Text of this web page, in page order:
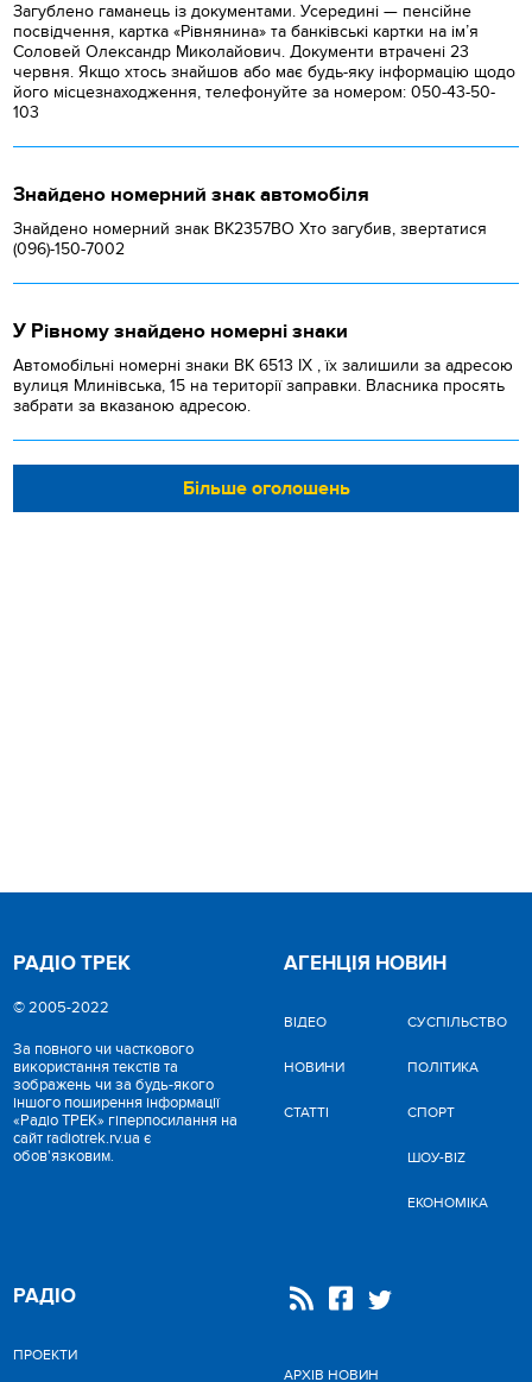
Загублено гаманець із документами. Усередині — пенсійне
посвідчення, картка «Рівнянина» та банківські картки на ім’я
Соловей Олександр Миколайович. Документи втрачені 23
червня. Якщо хтось знайшов або має будь-яку інформацію щодо
його місцезнаходження, телефонуйте за номером: 050-43-50-
103
Знайдено номерний знак автомобіля
Знайдено номерний знак ВК2357ВО Хто загубив, звертатися
(096)-150-7002
У Рівному знайдено номерні знаки
Автомобільні номерні знаки BK 6513 IX , їх залишили за адресою
вулиця Млинівська, 15 на території заправки. Власника просять
забрати за вказаною адресою.
Більше оголошень
РАДІО ТРЕК
© 2005-2022
За повного чи часткового
використання текстів та
зображень чи за будь-якого
іншого поширення інформації
«Радіо ТРЕК» гіперпосилання на
сайт radiotrek.rv.ua є
обов'язковим.
АГЕНЦІЯ НОВИН
ВІДЕО
НОВИНИ
СТАТТІ
CУСПІЛЬСТВО
ПОЛІТИКА
СПОРТ
ШОУ-BIZ
ЕКОНОМІКА
РАДІО
ПРОЕКТИ
АРХІВ НОВИН